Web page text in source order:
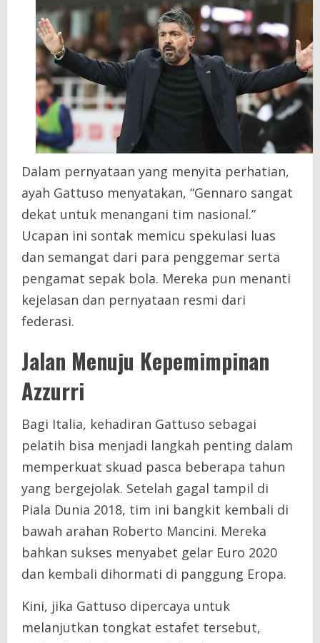
Dalam pernyataan yang menyita perhatian,
ayah Gattuso menyatakan, “Gennaro sangat
dekat untuk menangani tim nasional.”
Ucapan ini sontak memicu spekulasi luas
dan semangat dari para penggemar serta
pengamat sepak bola. Mereka pun menanti
kejelasan dan pernyataan resmi dari
federasi.
Jalan Menuju Kepemimpinan
Azzurri
Bagi Italia, kehadiran Gattuso sebagai
pelatih bisa menjadi langkah penting dalam
memperkuat skuad pasca beberapa tahun
yang bergejolak. Setelah gagal tampil di
Piala Dunia 2018, tim ini bangkit kembali di
bawah arahan Roberto Mancini. Mereka
bahkan sukses menyabet gelar Euro 2020
dan kembali dihormati di panggung Eropa.
Kini, jika Gattuso dipercaya untuk
melanjutkan tongkat estafet tersebut,